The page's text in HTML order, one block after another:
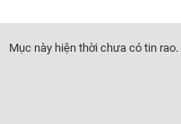
Tất cả
GIÁ XE
Mục này hiện thời chưa có tin rao.